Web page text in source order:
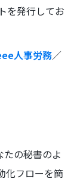
を発行してお
人事労務／
の秘書のよ
化フローを簡